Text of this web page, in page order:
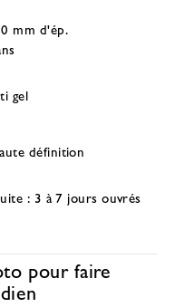
mm d'ép.
gel
définition
: 3 à 7 jours ouvrés
pour faire